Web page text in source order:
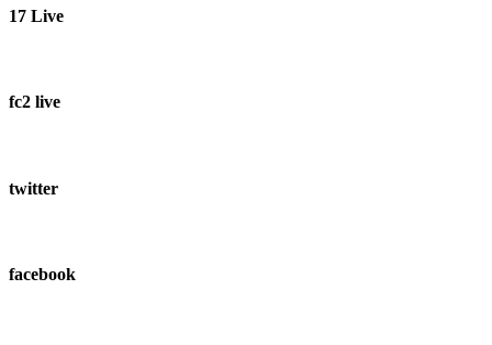
17 Live
fc2 live
twitter
facebook